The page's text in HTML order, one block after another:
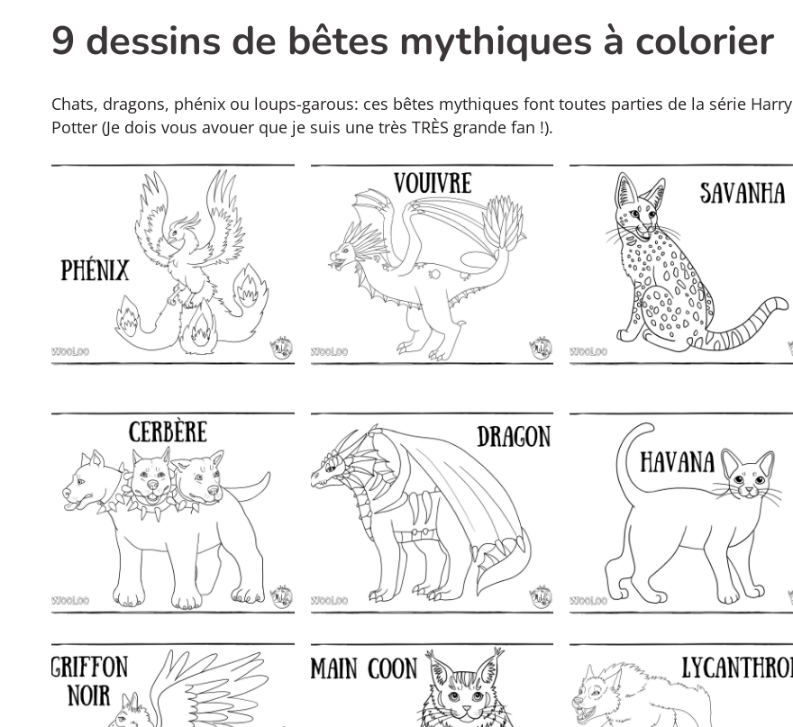
9 dessins de bêtes mythiques à colorier
Chats, dragons, phénix ou loups-garous: ces bêtes mythiques font toutes parties de la série Harry
Potter (Je dois vous avouer que je suis une très TRÈS grande fan !).